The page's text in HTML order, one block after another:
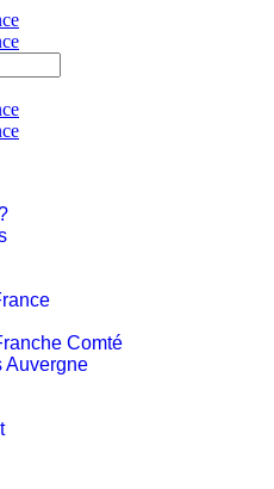
Comté
Auvergne